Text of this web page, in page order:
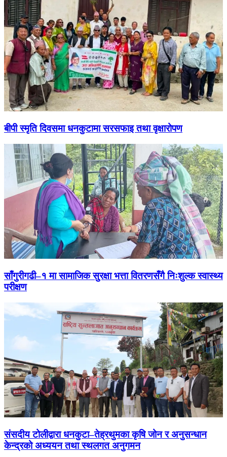
बीपी स्मृति दिवसमा धनकुटामा सरसफाइ तथा वृक्षारोपण
साँगुरीगढी–१ मा सामाजिक सुरक्षा भत्ता वितरणसँगै निःशुल्क स्वास्थ्य
परीक्षण
संसदीय टोलीद्वारा धनकुटा–तेह्रथुमका कृषि जोन र अनुसन्धान
केन्द्रको अध्ययन तथा स्थलगत अनुगमन